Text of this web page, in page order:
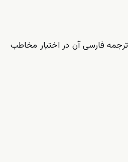
فارسی آن در اختیار مخاطب